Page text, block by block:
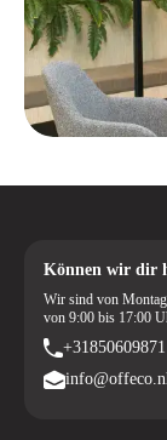
Können wir dir
Wir sind von
von 9:00 bis 17:00
+31850609871